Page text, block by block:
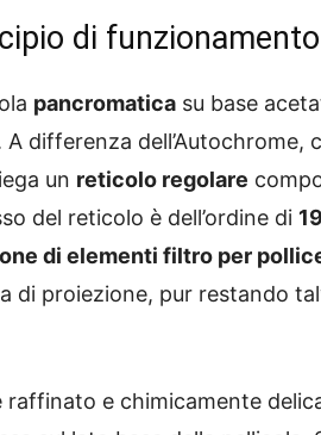
di
pancromatica su base
differenza dell’Autochrome,
un reticolo regolare
del reticolo è dell’ordine di
di elementi filtro per
di proiezione, pur restando
e chimicamente